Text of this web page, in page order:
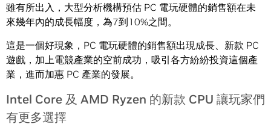
雖有所出入，大型分析機構預估 PC 電玩硬體的銷售額在未
來幾年內的成長幅度，為7到10%之間。
這是一個好現象，PC 電玩硬體的銷售額出現成長、新款 PC
遊戲，加上電競產業的空前成功，吸引各方紛紛投資這個產
業，進而加惠 PC 產業的發展。
Intel Core 及 AMD Ryzen 的新款 CPU 讓玩家們
有更多選擇